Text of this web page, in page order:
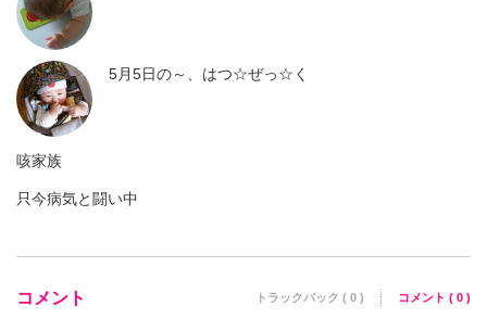
5月5日の～、はつ☆ぜっ☆く
咳家族
只今病気と闘い中
コメント トラックバック ( 0 ) コメント ( 0 )